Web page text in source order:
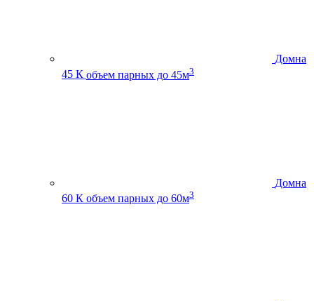
Домна
45 К объем парных до 45м3
Домна
60 К объем парных до 60м3